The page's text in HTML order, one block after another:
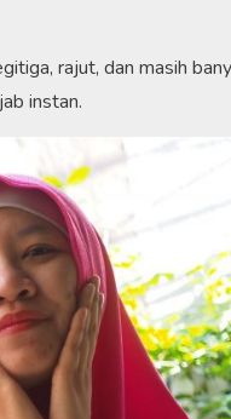
rajut, dan masih
instan.